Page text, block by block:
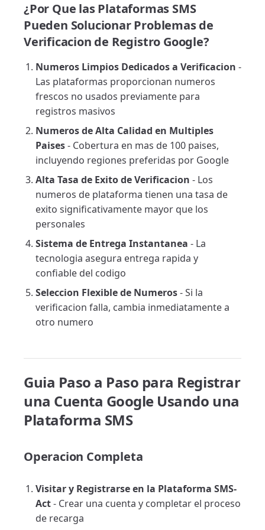
¿Por Que las Plataformas SMS
Pueden Solucionar Problemas de
Verificacion de Registro Google?
Numeros Limpios Dedicados a Verificacion -
Las plataformas proporcionan numeros
frescos no usados previamente para
registros masivos
Numeros de Alta Calidad en Multiples
Paises- Cobertura en mas de 100 paises,
incluyendo regiones preferidas por Google
Alta Tasa de Exito de Verificacion - Los
numeros de plataforma tienen una tasa de
exito significativamente mayor que los
personales
Sistema de Entrega Instantanea - La
tecnologia asegura entrega rapida y
confiable del codigo
Seleccion Flexible de Numeros- Si la
verificacion falla, cambia inmediatamente a
otro numero
Guia Paso a Paso para Registrar
una Cuenta Google Usando una
Plataforma SMS
Operacion Completa
Visitar y Registrarse en la Plataforma SMS-
Act- Crear una cuenta y completar el proceso
de recarga